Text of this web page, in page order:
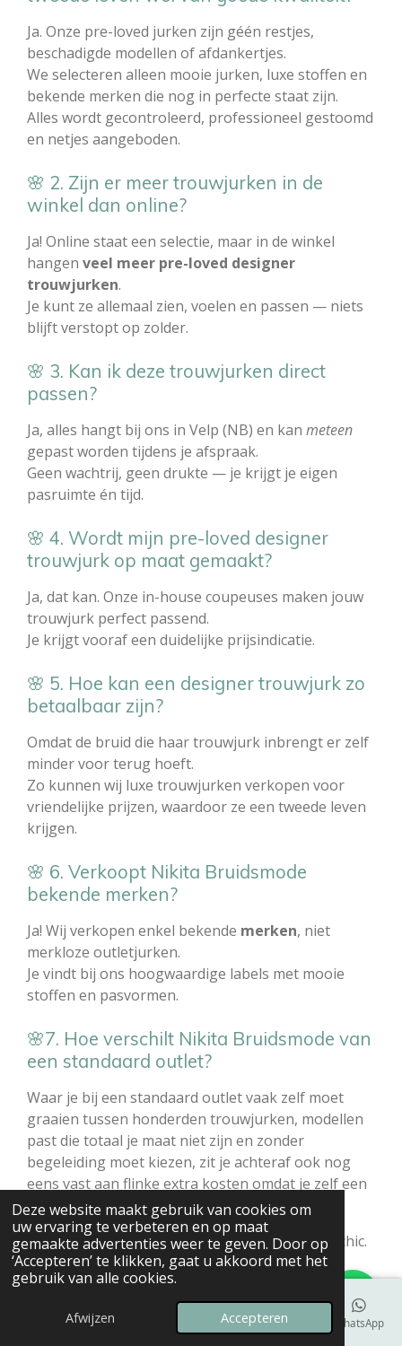
Deze website maakt gebruik van cookies om
uw ervaring te verbeteren en op maat
gemaakte advertenties weer te geven. Door op
‘Accepteren’ te klikken, gaat u akkoord met het
gebruik van alle cookies.
Afwijzen Accepteren
Ja. Onze pre-loved jurken zijn géén restjes,
beschadigde modellen of afdankertjes.
We selecteren alleen mooie jurken, luxe stoffen en
bekende merken die nog in perfecte staat zijn.
Alles wordt gecontroleerd, professioneel gestoomd
en netjes aangeboden.
🌸 2. Zijn er meer trouwjurken in de
winkel dan online?
Ja! Online staat een selectie, maar in de winkel
hangen veel meer pre-loved designer
trouwjurken.
Je kunt ze allemaal zien, voelen en passen — niets
blijft verstopt op zolder.
🌸 3. Kan ik deze trouwjurken direct
passen?
Ja, alles hangt bij ons in Velp (NB) en kan meteen
gepast worden tijdens je afspraak.
Geen wachtrij, geen drukte — je krijgt je eigen
pasruimte én tijd.
🌸 4. Wordt mijn pre-loved designer
trouwjurk op maat gemaakt?
Ja, dat kan. Onze in-house coupeuses maken jouw
trouwjurk perfect passend.
Je krijgt vooraf een duidelijke prijsindicatie.
🌸 5. Hoe kan een designer trouwjurk zo
betaalbaar zijn?
Omdat de bruid die haar trouwjurk inbrengt er zelf
minder voor terug hoeft.
Zo kunnen wij luxe trouwjurken verkopen voor
vriendelijke prijzen, waardoor ze een tweede leven
krijgen.
🌸 6. Verkoopt Nikita Bruidsmode
bekende merken?
Ja! Wij verkopen enkel bekende merken, niet
merkloze outletjurken.
Je vindt bij ons hoogwaardige labels met mooie
stoffen en pasvormen.
🌸7. Hoe verschilt Nikita Bruidsmode van
een standaard outlet?
Waar je bij een standaard outlet vaak zelf moet
graaien tussen honderden trouwjurken, modellen
past die totaal je maat niet zijn en zonder
begeleiding moet kiezen, zit je achteraf ook nog
eens vast aan flinke extra kosten omdat je zelf een
wildvreemde coupeuse moet gaan zoeken
Bij Nikita Bruidsmode doen we dat nuchter én chic.
Bij ons krijg je:
Echte persoonlijke begeleiding:Je krijgt 2,5
uur lang onze volledige, deskundige aandacht in
E-mailadres Telefoonnummer Kaart Instagram WhatsApp